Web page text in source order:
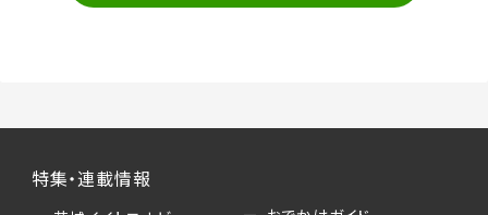
・読者プレゼント、アンケート等、当サービスが実
特集・連載情報